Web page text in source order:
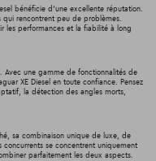
bénéficie d'une excellente réputation.
qui rencontrent peu de problèmes.
les performances et la fiabilité à long
Avec une gamme de fonctionnalités de
XE Diesel en toute confiance. Pensez
la détection des angles morts,
sa combinaison unique de luxe, de
se concentrent uniquement
parfaitement les deux aspects.